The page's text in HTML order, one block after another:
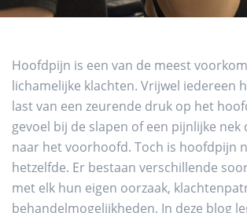
Hoofdpijn is een van de meest
lichamelijke klachten. Vrijwel iedereen
last van een zeurende druk op het
gevoel bij de slapen of een pijnlijke
naar het voorhoofd. Toch is hoofdpijn
hetzelfde. Er bestaan verschillende
met elk hun eigen oorzaak,
behandelmogelijkheden. In deze blog